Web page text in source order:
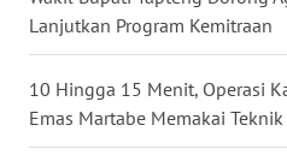
Lanjutkan Program Kemitraan
10 Hingga 15 Menit, Operasi
Emas Martabe Memakai Teknik
WN
GORONTALO
WN
SULUT